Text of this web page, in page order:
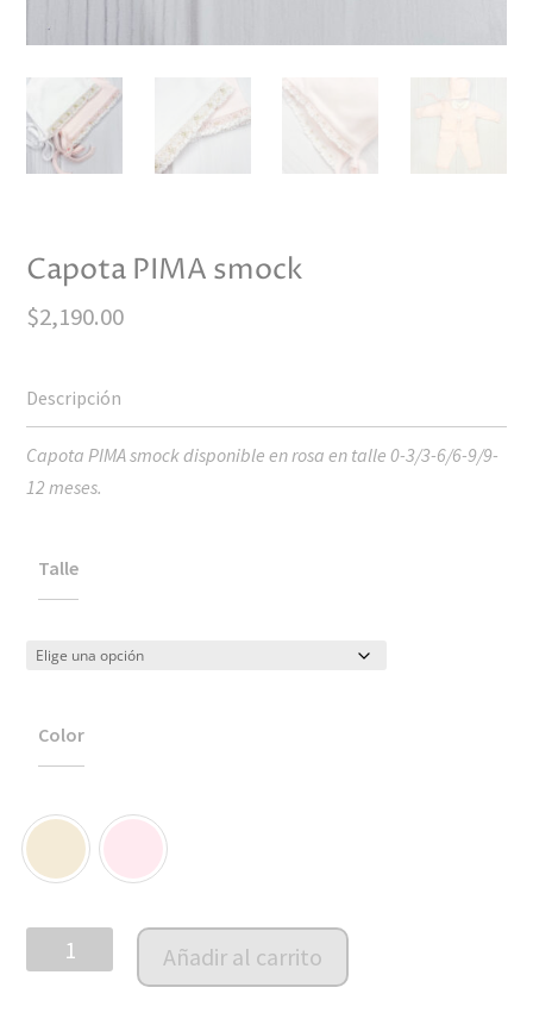
Capota PIMA smock
$2,190.00
Capota PIMA smock disponible en rosa en talle 0-3/3-6/6-9/9-
12 meses.
Talle
Color
Capota
PIMA
Añadir al carrito